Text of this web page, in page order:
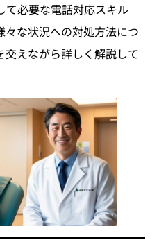
て必要な電話対応スキル
々な状況への対処方法につ
えながら詳しく解説して